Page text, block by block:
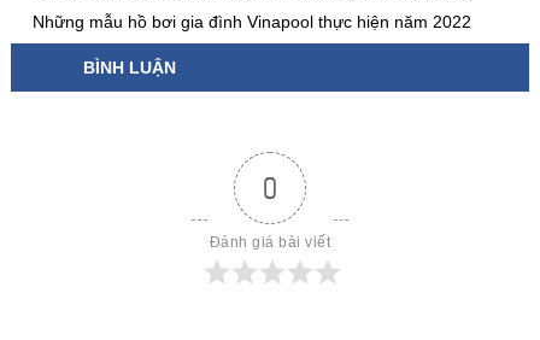
Những mẫu hồ bơi gia đình Vinapool thực hiện năm 2022
BÌNH LUẬN
0
Đánh giá bài viết